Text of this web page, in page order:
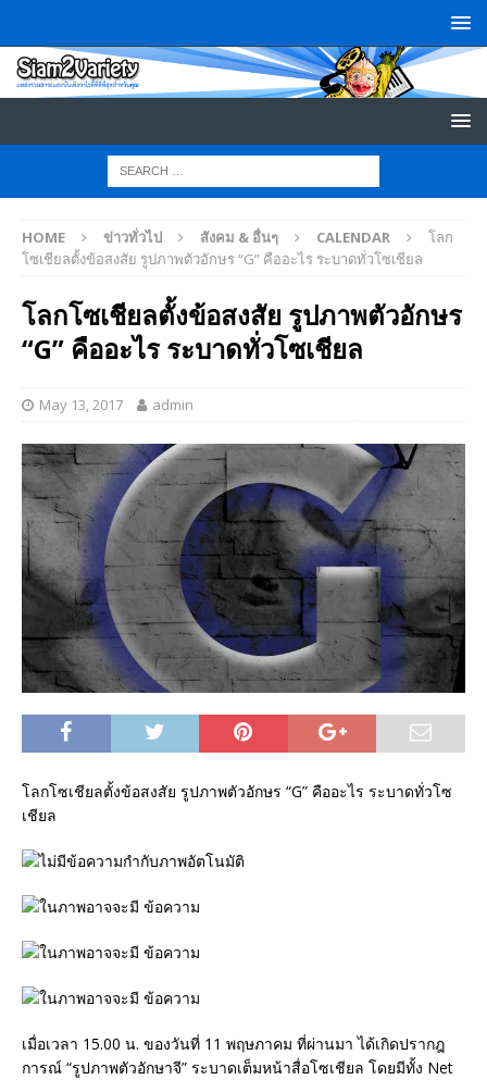
HOME ข่าวทั่วไป สังคม & อื่นๆ CALENDAR
โลก
โซเชียลตั้งข้อสงสัย รูปภาพตัวอักษร “G” คืออะไร ระบาดทั่วโซเชียล
โลกโซเชียลตั้งข้อสงสัย รูปภาพตัวอักษร
“G” คืออะไร ระบาดทั่วโซเชียล
May 13, 2017 admin
โลกโซเชียลตั้งข้อสงสัย รูปภาพตัวอักษร “G” คืออะไร ระบาดทั่วโซ
เชียล
เมื่อเวลา 15.00 น. ของวันที่ 11 พฤษภาคม ที่ผ่านมา ได้เกิดปรากฎ
การณ์ “รูปภาพตัวอักษาจี” ระบาดเต็มหน้าสื่อโซเชียล โดยมีทั้ง Net